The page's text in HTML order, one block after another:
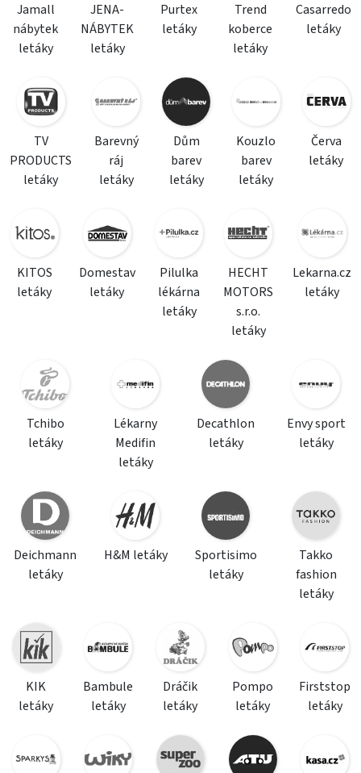
Jamall
nábytek
letáky
JENA-
NÁBYTEK
letáky
Purtex
letáky
Trend
koberce
letáky
Casarredo
letáky
TV
PRODUCTS
letáky
Barevný
ráj
letáky
Dům
barev
letáky
Kouzlo
barev
letáky
Červa
letáky
KITOS
letáky
Domestav
letáky
Pilulka
lékárna
letáky
HECHT
MOTORS
s.r.o.
letáky
Lekarna.cz
letáky
Tchibo
letáky
Lékarny
Medifin
letáky
Decathlon
letáky
Envy sport
letáky
Deichmann
letáky
H&M letáky
Sportisimo
letáky
Takko
fashion
letáky
KIK
letáky
Bambule
letáky
Dráčik
letáky
Pompo
letáky
Firststop
letáky